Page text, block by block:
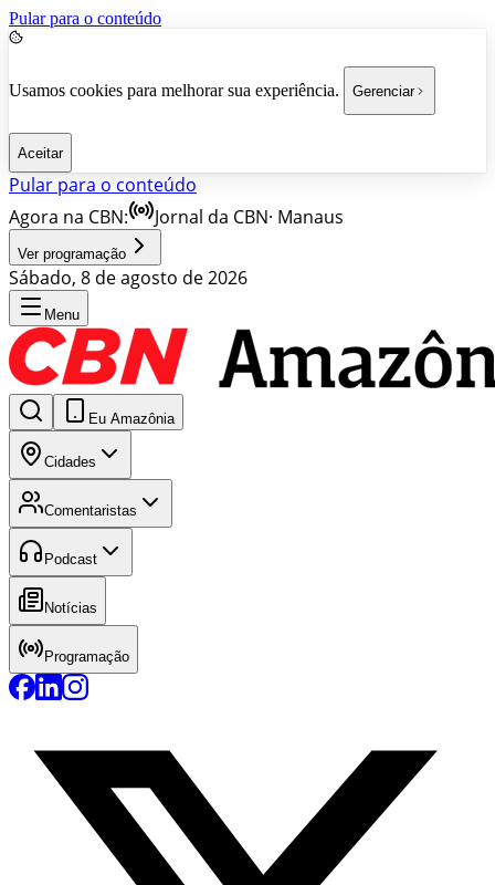
Pular para o conteúdo
Usamos cookies para melhorar sua experiência. Gerenciar
Aceitar
Pular para o conteúdo
Agora na CBN:
Jornal da CBN· Manaus
Ver programação
Sábado, 8 de agosto de 2026
Menu
Eu Amazônia
Cidades
Comentaristas
Podcast
Notícias
Programação